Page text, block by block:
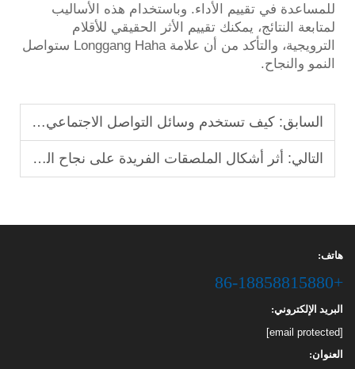
للمساعدة في تقييم الأداء. وباستخدام هذه الأساليب
لمتابعة النتائج، يمكنك تقييم الأثر الحقيقي للأقلام
الترويجية، والتأكد من أن علامة Longgang Haha ستواصل
النمو والنجاح.
السابق: كيف تستخدم وسائل التواصل الاجتماعي لعرض منتجاتك من الدفاتر المخصصة
التالي: أثر أشكال الملصقات الفريدة على نجاح الحملات التسويقية
هاتف:
+86-18858815880
البريد الإلكتروني:
[email protected]
العنوان: